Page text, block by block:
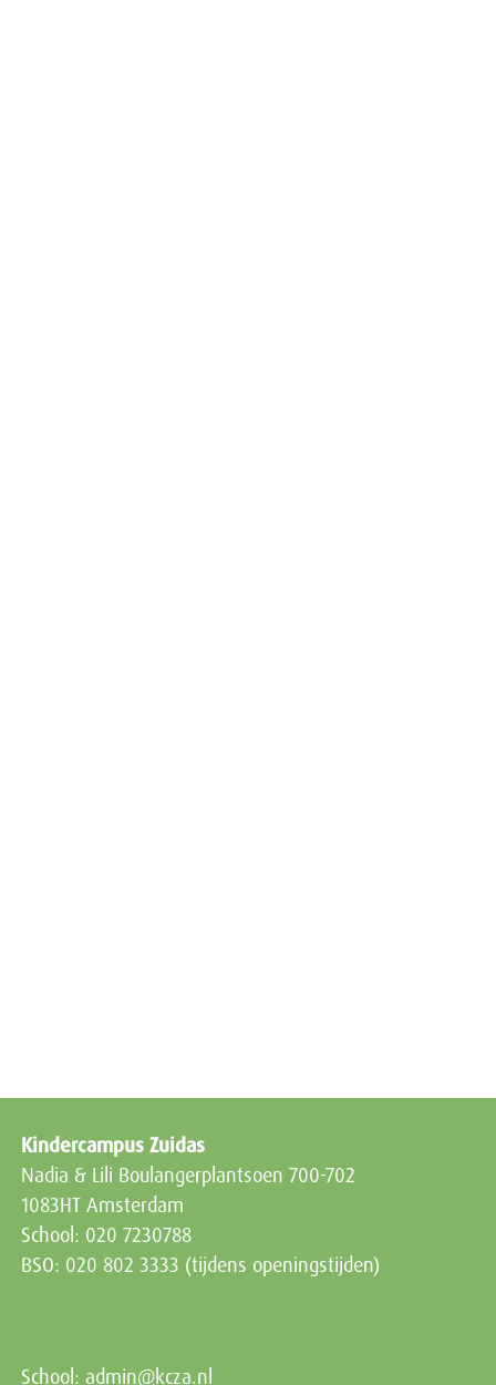
Kindercampus Zuidas
Nadia & Lili Boulangerplantsoen 700-702
1083HT Amsterdam
School: 020 7230788
BSO: 020 802 3333 (tijdens openingstijden)
School: admin@kcza.nl